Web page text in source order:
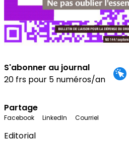
S'abonner au journal
20 frs pour 5 numéros/an
Partage
Facebook LinkedIn Courriel
Editorial